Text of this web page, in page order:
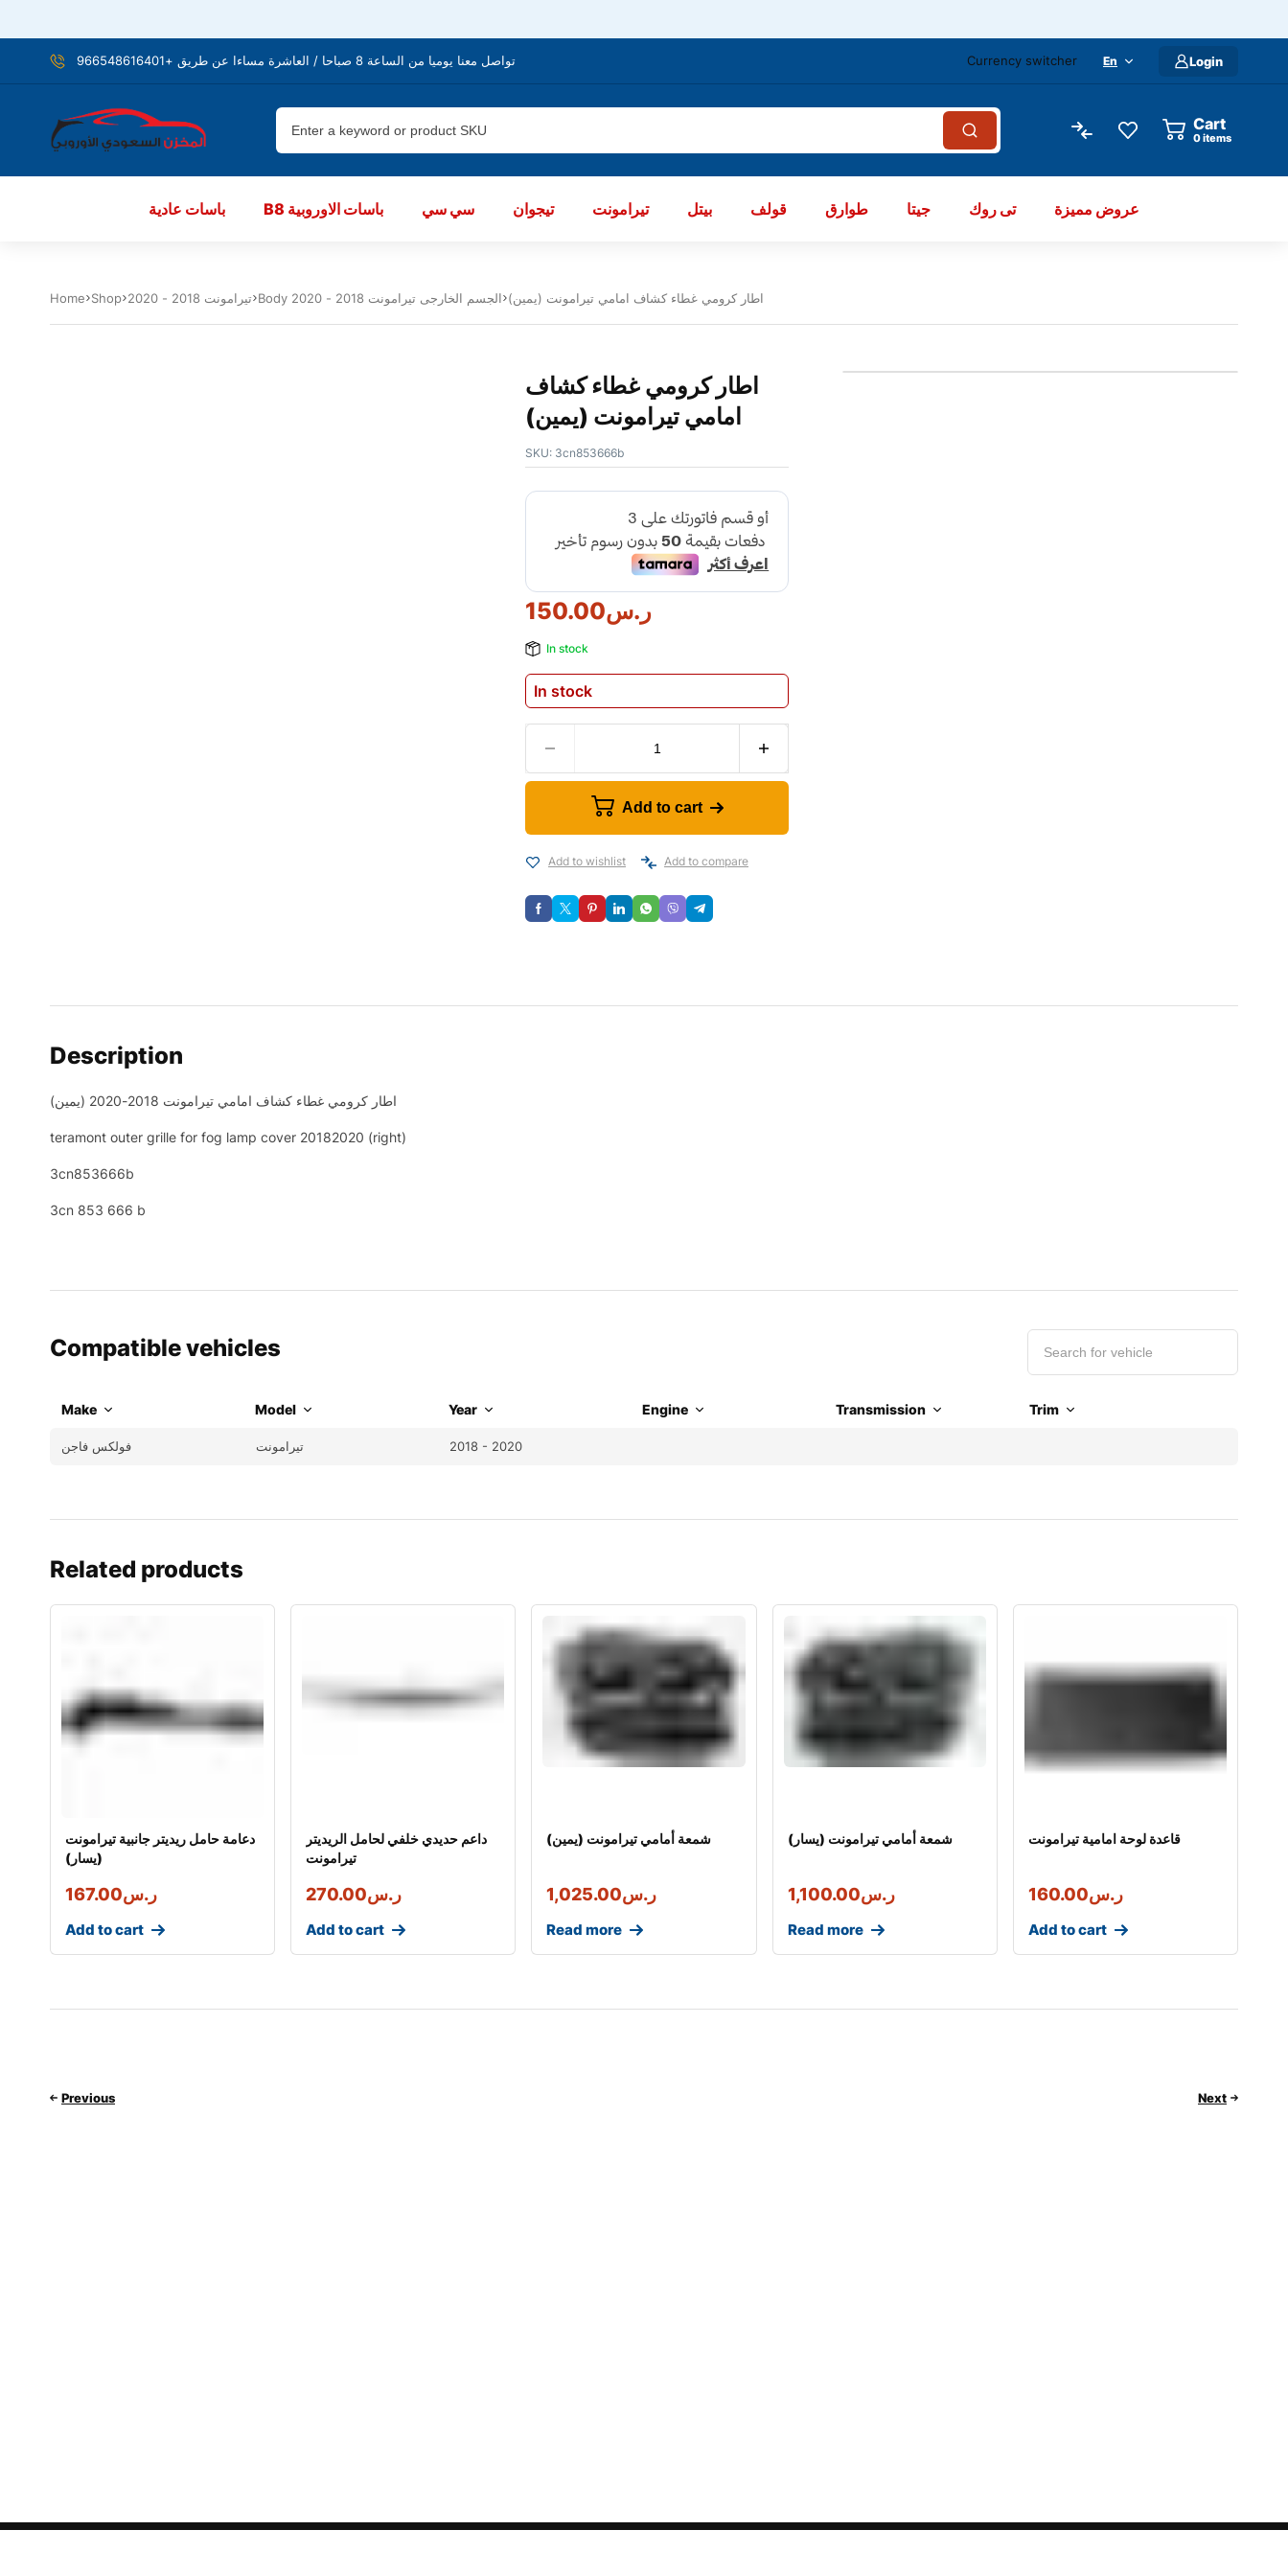
تواصل معنا يوميا من الساعة 8 صباحا / العاشرة مساءا عن طريق +966548616401 Currency switcher En Login
Cart
items
باسات عادية B8 باسات الاوروبية سي سي تيجوان تيرامونت بيتل قولف طوارق جيتا تى روك عروض مميزة
Home Shop تيرامونت 2018 - 2020 Body الجسم الخارجى تيرامونت 2018 - 2020 اطار كرومي غطاء كشاف امامي تيرامونت (يمين)
اطار كرومي غطاء كشاف
امامي تيرامونت (يمين)
SKU: 3cn853666b
ر.س150.00
In stock
In stock
Add to cart
Add to wishlist Add to compare
Description
اطار كرومي غطاء كشاف امامي تيرامونت 2018-2020 (يمين)
teramont outer grille for fog lamp cover 20182020 (right)
3cn853666b
3cn 853 666 b
Compatible vehicles
Make Model Year Engine Transmission Trim
فولكس فاجن تيرامونت 2018 - 2020
Related products
دعامة حامل ريديتر جانبية تيرامونت
(يسار)
ر.س167.00
Add to cart
داعم حديدي خلفي لحامل الريديتر
تيرامونت
ر.س270.00
Add to cart
شمعة أمامي تيرامونت (يمين)
ر.س1,025.00
Read more
شمعة أمامي تيرامونت (يسار)
ر.س1,100.00
Read more
قاعدة لوحة امامية تيرامونت
ر.س160.00
Add to cart
Previous Next